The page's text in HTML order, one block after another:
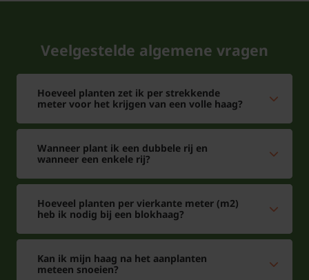
Veelgestelde algemene vragen
Hoeveel planten zet ik per strekkende
meter voor het krijgen van een volle haag?
Wanneer plant ik een dubbele rij en
wanneer een enkele rij?
Hoeveel planten per vierkante meter (m2)
heb ik nodig bij een blokhaag?
Kan ik mijn haag na het aanplanten
meteen snoeien?